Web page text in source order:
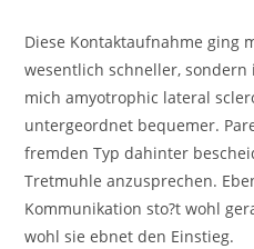
Diese Kontaktaufnahme ging
wesentlich schneller,
mich amyotrophic lateral
untergeordnet bequemer.
fremden Typ dahinter
Tretmuhle anzusprechen.
Kommunikation sto?t wohl
wohl sie ebnet den Einstieg.